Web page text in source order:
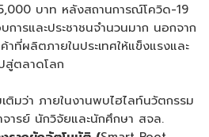
บาท หลังสถานการณ์โควิด-19
ารและประชาชนจำนวนมาก นอกจาก
ที่ผลิตภายในประเทศให้แข็งแรงและ
สู่ตลาดโลก
ติมว่า ภายในงานพบไฮไลท์นวัตกรรม
ารย์ นักวิจัยและนักศึกษา สจล.